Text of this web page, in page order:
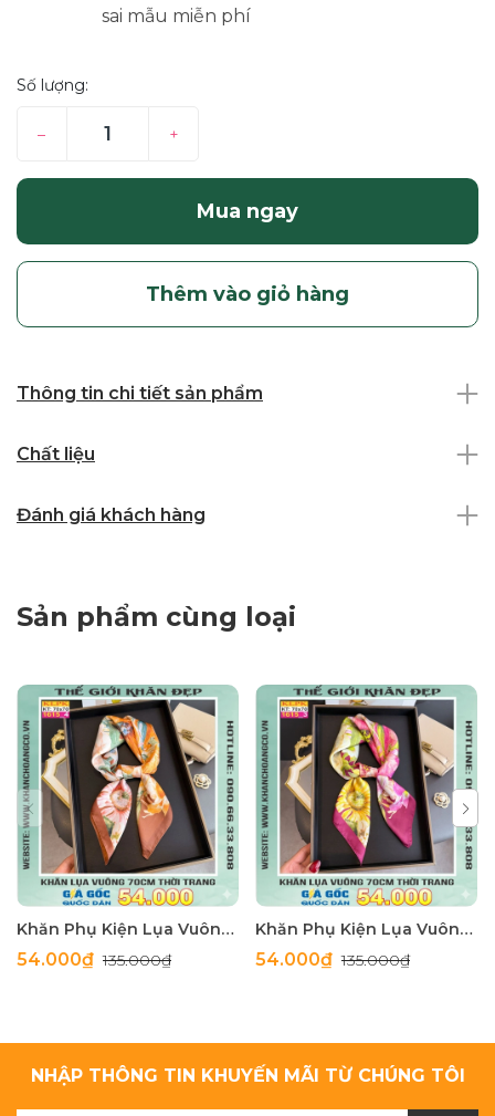
sai mẫu miễn phí
Số lượng:
– +
Mua ngay
Thêm vào giỏ hàng
Thông tin chi tiết sản phẩm
Chất liệu
Đánh giá khách hàng
Sản phẩm cùng loại
Khăn Phụ Kiện Lụa Vuông 70cm - Thế Giới Khăn Đẹp C1062_4
54.000₫135.000₫
Khăn Phụ Kiện Lụa Vuông 70cm - Thế Giới Khăn Đẹp C1062_3
54.000₫135.000₫
NHẬP THÔNG TIN KHUYẾN MÃI TỪ CHÚNG TÔI